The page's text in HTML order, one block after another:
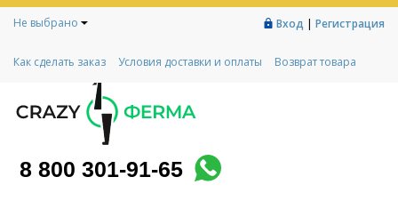
Не выбрано Вход | Регистрация
Как сделать заказ Условия доставки и оплаты
Возврат товара
Контакты
Социальный контракт
Любимая ферма
8 800 301-91-65